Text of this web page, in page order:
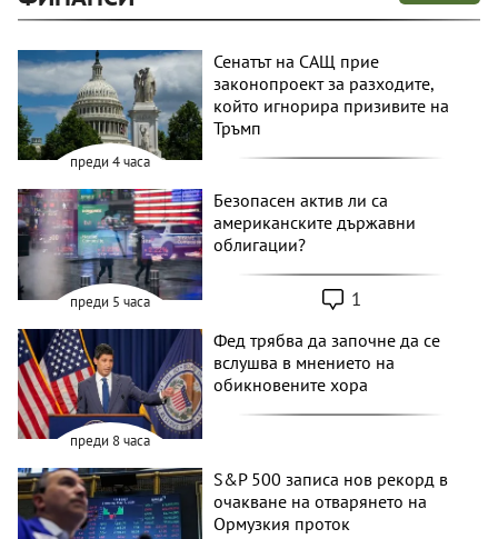
преди 4 часа
Сенатът на САЩ прие
законопроект за разходите,
който игнорира призивите на
Тръмп
преди 5 часа
Безопасен актив ли са
американските държавни
облигации?
1
преди 8 часа
Фед трябва да започне да се
вслушва в мнението на
обикновените хора
S&P 500 записа нов рекорд в
очакване на отварянето на
Ормузкия проток